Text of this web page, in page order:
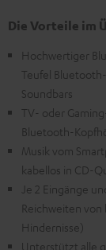
Die Vorteile im
Hochwertiger
Teufel
Soundbars
TV- oder
Bluetooth-
Musik vom
kabellos in CD-
Je 2 Eingänge
Reichweiten von
Hindernisse)
Unterstützt alle